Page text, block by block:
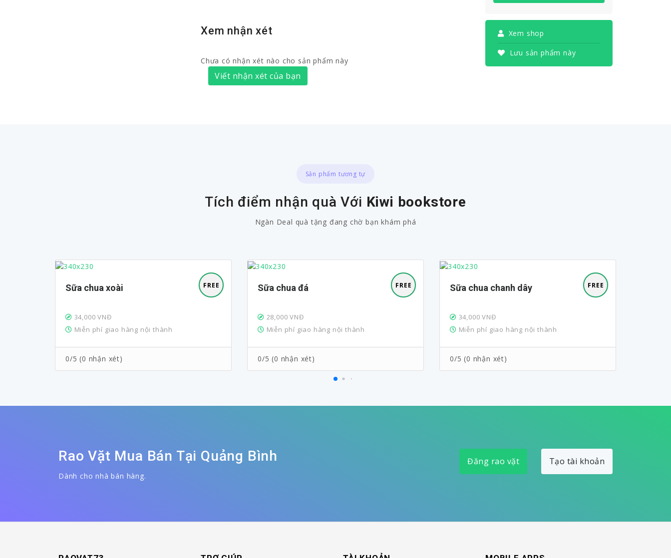
Xem nhận xét
Chưa có nhận xét nào cho sản phẩm này
Viết nhận xét của bạn
Xem shop
Lưu sản phẩm này
Sản phẩm tương tự
Tích điểm nhận quà Với Kiwi bookstore
Ngàn Deal quà tặng đang chờ bạn khám phá
FREE
Sữa chua xoài
34,000 VNĐ
Miễn phí giao hàng nội thành
0/5 (0 nhận xét)
FREE
Sữa chua đá
28,000 VNĐ
Miễn phí giao hàng nội thành
0/5 (0 nhận xét)
FREE
Sữa chua chanh dây
34,000 VNĐ
Miễn phí giao hàng nội thành
0/5 (0 nhận xét)
Rao Vặt Mua Bán Tại Quảng Bình
Dành cho nhà bán hàng.
Đăng rao vặt Tạo tài khoản